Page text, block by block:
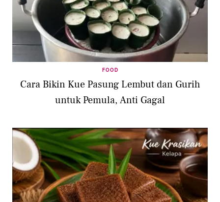
FOOD
Cara Bikin Kue Pasung Lembut dan Gurih
untuk Pemula, Anti Gagal